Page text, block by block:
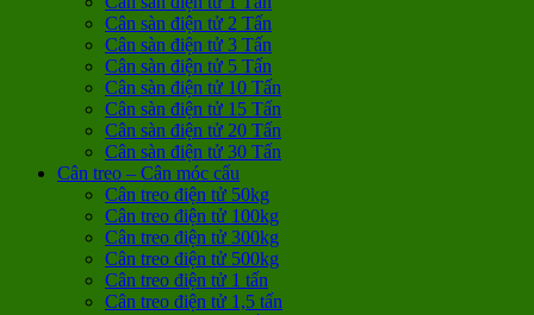
Cân sàn điện tử 2 Tấn
Cân sàn điện tử 3 Tấn
Cân sàn điện tử 5 Tấn
Cân sàn điện tử 10 Tấn
Cân sàn điện tử 15 Tấn
Cân sàn điện tử 20 Tấn
Cân sàn điện tử 30 Tấn
Cân treo – Cân móc cẩu
Cân treo điện tử 50kg
Cân treo điện tử 100kg
Cân treo điện tử 300kg
Cân treo điện tử 500kg
Cân treo điện tử 1 tấn
Cân treo điện tử 1,5 tấn